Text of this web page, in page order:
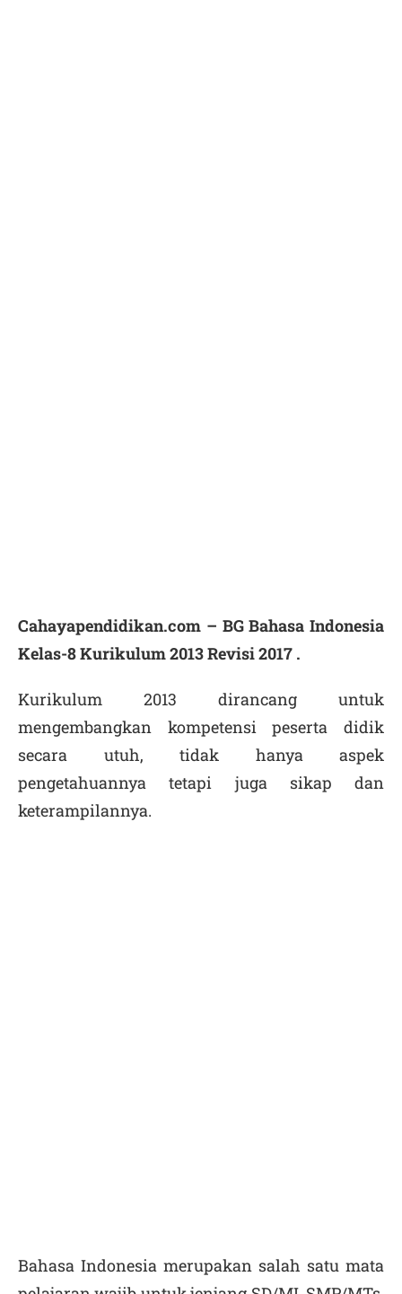
Cahayapendidikan.com – BG Bahasa Indonesia
Kelas-8 Kurikulum 2013 Revisi 2017 .
Kurikulum 2013 dirancang untuk
mengembangkan kompetensi peserta didik
secara utuh, tidak hanya aspek
pengetahuannya tetapi juga sikap dan
keterampilannya.
Bahasa Indonesia merupakan salah satu mata